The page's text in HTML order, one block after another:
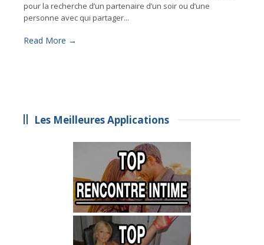
pour la recherche d’un partenaire d’un soir ou d’une
personne avec qui partager...
Read More →
Les Meilleures Applications